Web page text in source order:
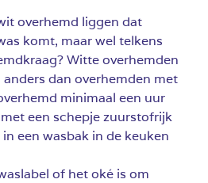
overhemd liggen dat
komt, maar wel telkens
Witte overhemden
dan overhemden met
minimaal een uur
een schepje zuurstofrijk
een wasbak in de keuken
of het oké is om